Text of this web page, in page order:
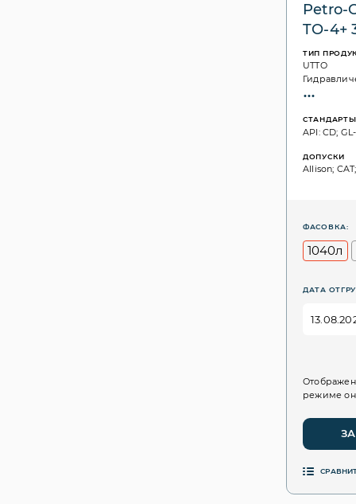
Petro-
TO-4+
ТИП
UTTO
СТАНДАРТЫ
API: CD;
ДОПУСКИ
Allison;
ФАСОВКА:
1040л
ДАТА
режиме